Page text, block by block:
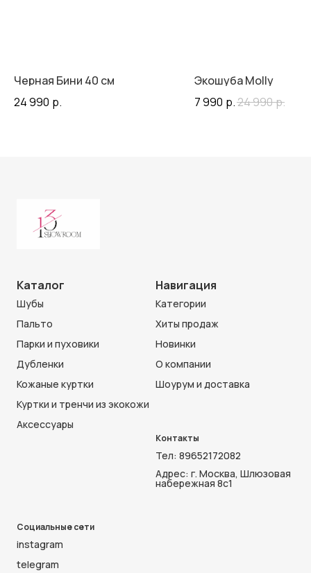
Черная Бини 40 см
24 990 р.
Экошуба Molly
7 990 р.24 990р.
Каталог
Шубы
Пальто
Парки и пуховики
Дубленки
Кожаные куртки
Куртки и тренчи из экокожи
Аксессуары
Навигация
Категории
Хиты продаж
Новинки
О компании
Шоурум и доставка
Контакты
Тел: 89652172082
Адрес: г. Москва, Шлюзовая
набережная 8с1
Социальные сети
instagram
telegram